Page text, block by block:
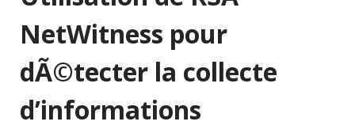
NetWitness pour
dÃ©tecter la collecte
d’informations